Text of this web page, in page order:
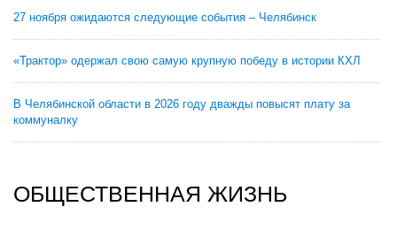
27 ноября ожидаются следующие события – Челябинск
«Трактор» одержал свою самую крупную победу в истории КХЛ
В Челябинской области в 2026 году дважды повысят плату за
коммуналку
ОБЩЕСТВЕННАЯ ЖИЗНЬ